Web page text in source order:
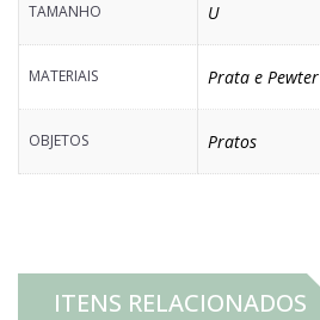
TAMANHO U
MATERIAIS Prata e Pewter
OBJETOS Pratos
ITENS RELACIONADOS